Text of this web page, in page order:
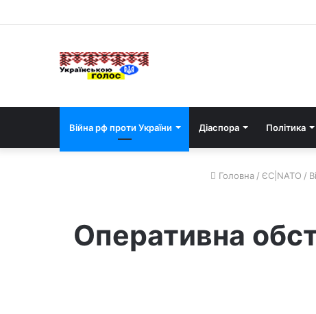
Війна рф проти України Діаспора Політика
Головна / ЄС|NATO /
Оперативна